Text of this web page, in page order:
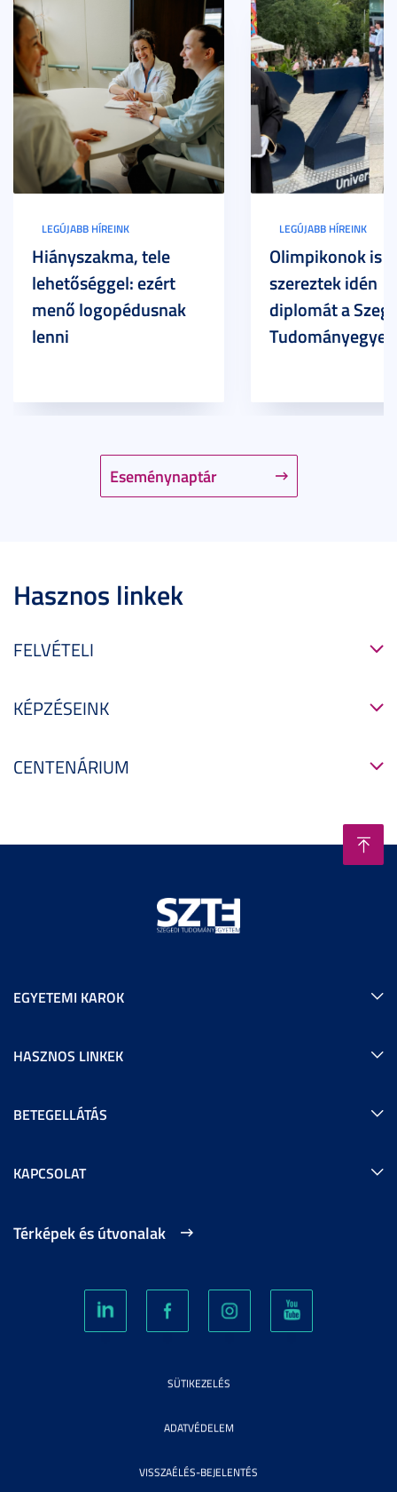
Eseménynaptár
LEGÚJABB HÍREINK
Hiányszakma, tele
lehetőséggel: ezért
menő logopédusnak
lenni
LEGÚJABB HÍREINK
Olimpikonok is
szereztek idén
diplomát a
Hasznos linkek
FELVÉTELI
KÉPZÉSEINK
CENTENÁRIUM
EGYETEMI KAROK
HASZNOS LINKEK
BETEGELLÁTÁS
KAPCSOLAT
Térképek és útvonalak
SÜTIKEZELÉS
ADATVÉDELEM
VISSZAÉLÉS-BEJELENTÉS